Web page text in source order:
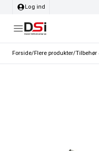
Log ind
Forside/Flere produkter/Tilbehør